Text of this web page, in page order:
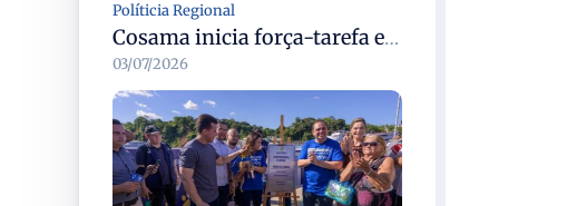
Políticia Regional
Cosama inicia força-tarefa em Anamã para fortalecer abastecimento de água e segurança hídrica da população
03/07/2026